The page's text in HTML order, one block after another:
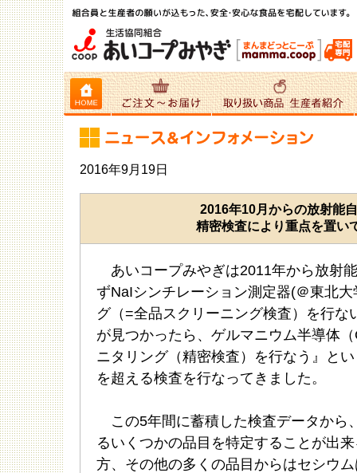
2016年9月19日
2016年10月からの放射能
精密検査により重点を置い
あいコープみやぎは2011年から放射
ずNaIシンチレーション測定器(＠東北
グ（=全品スクリーニング検査）を行な
が見つかったら、ゲルマニウム半導体
ニタリング（精密検査）を行なう』と
を超える検査を行なってきました。
この5年間に蓄積した検査データから
るいくつかの品目を特定することが出
方、その他の多くの品目からはセシウ